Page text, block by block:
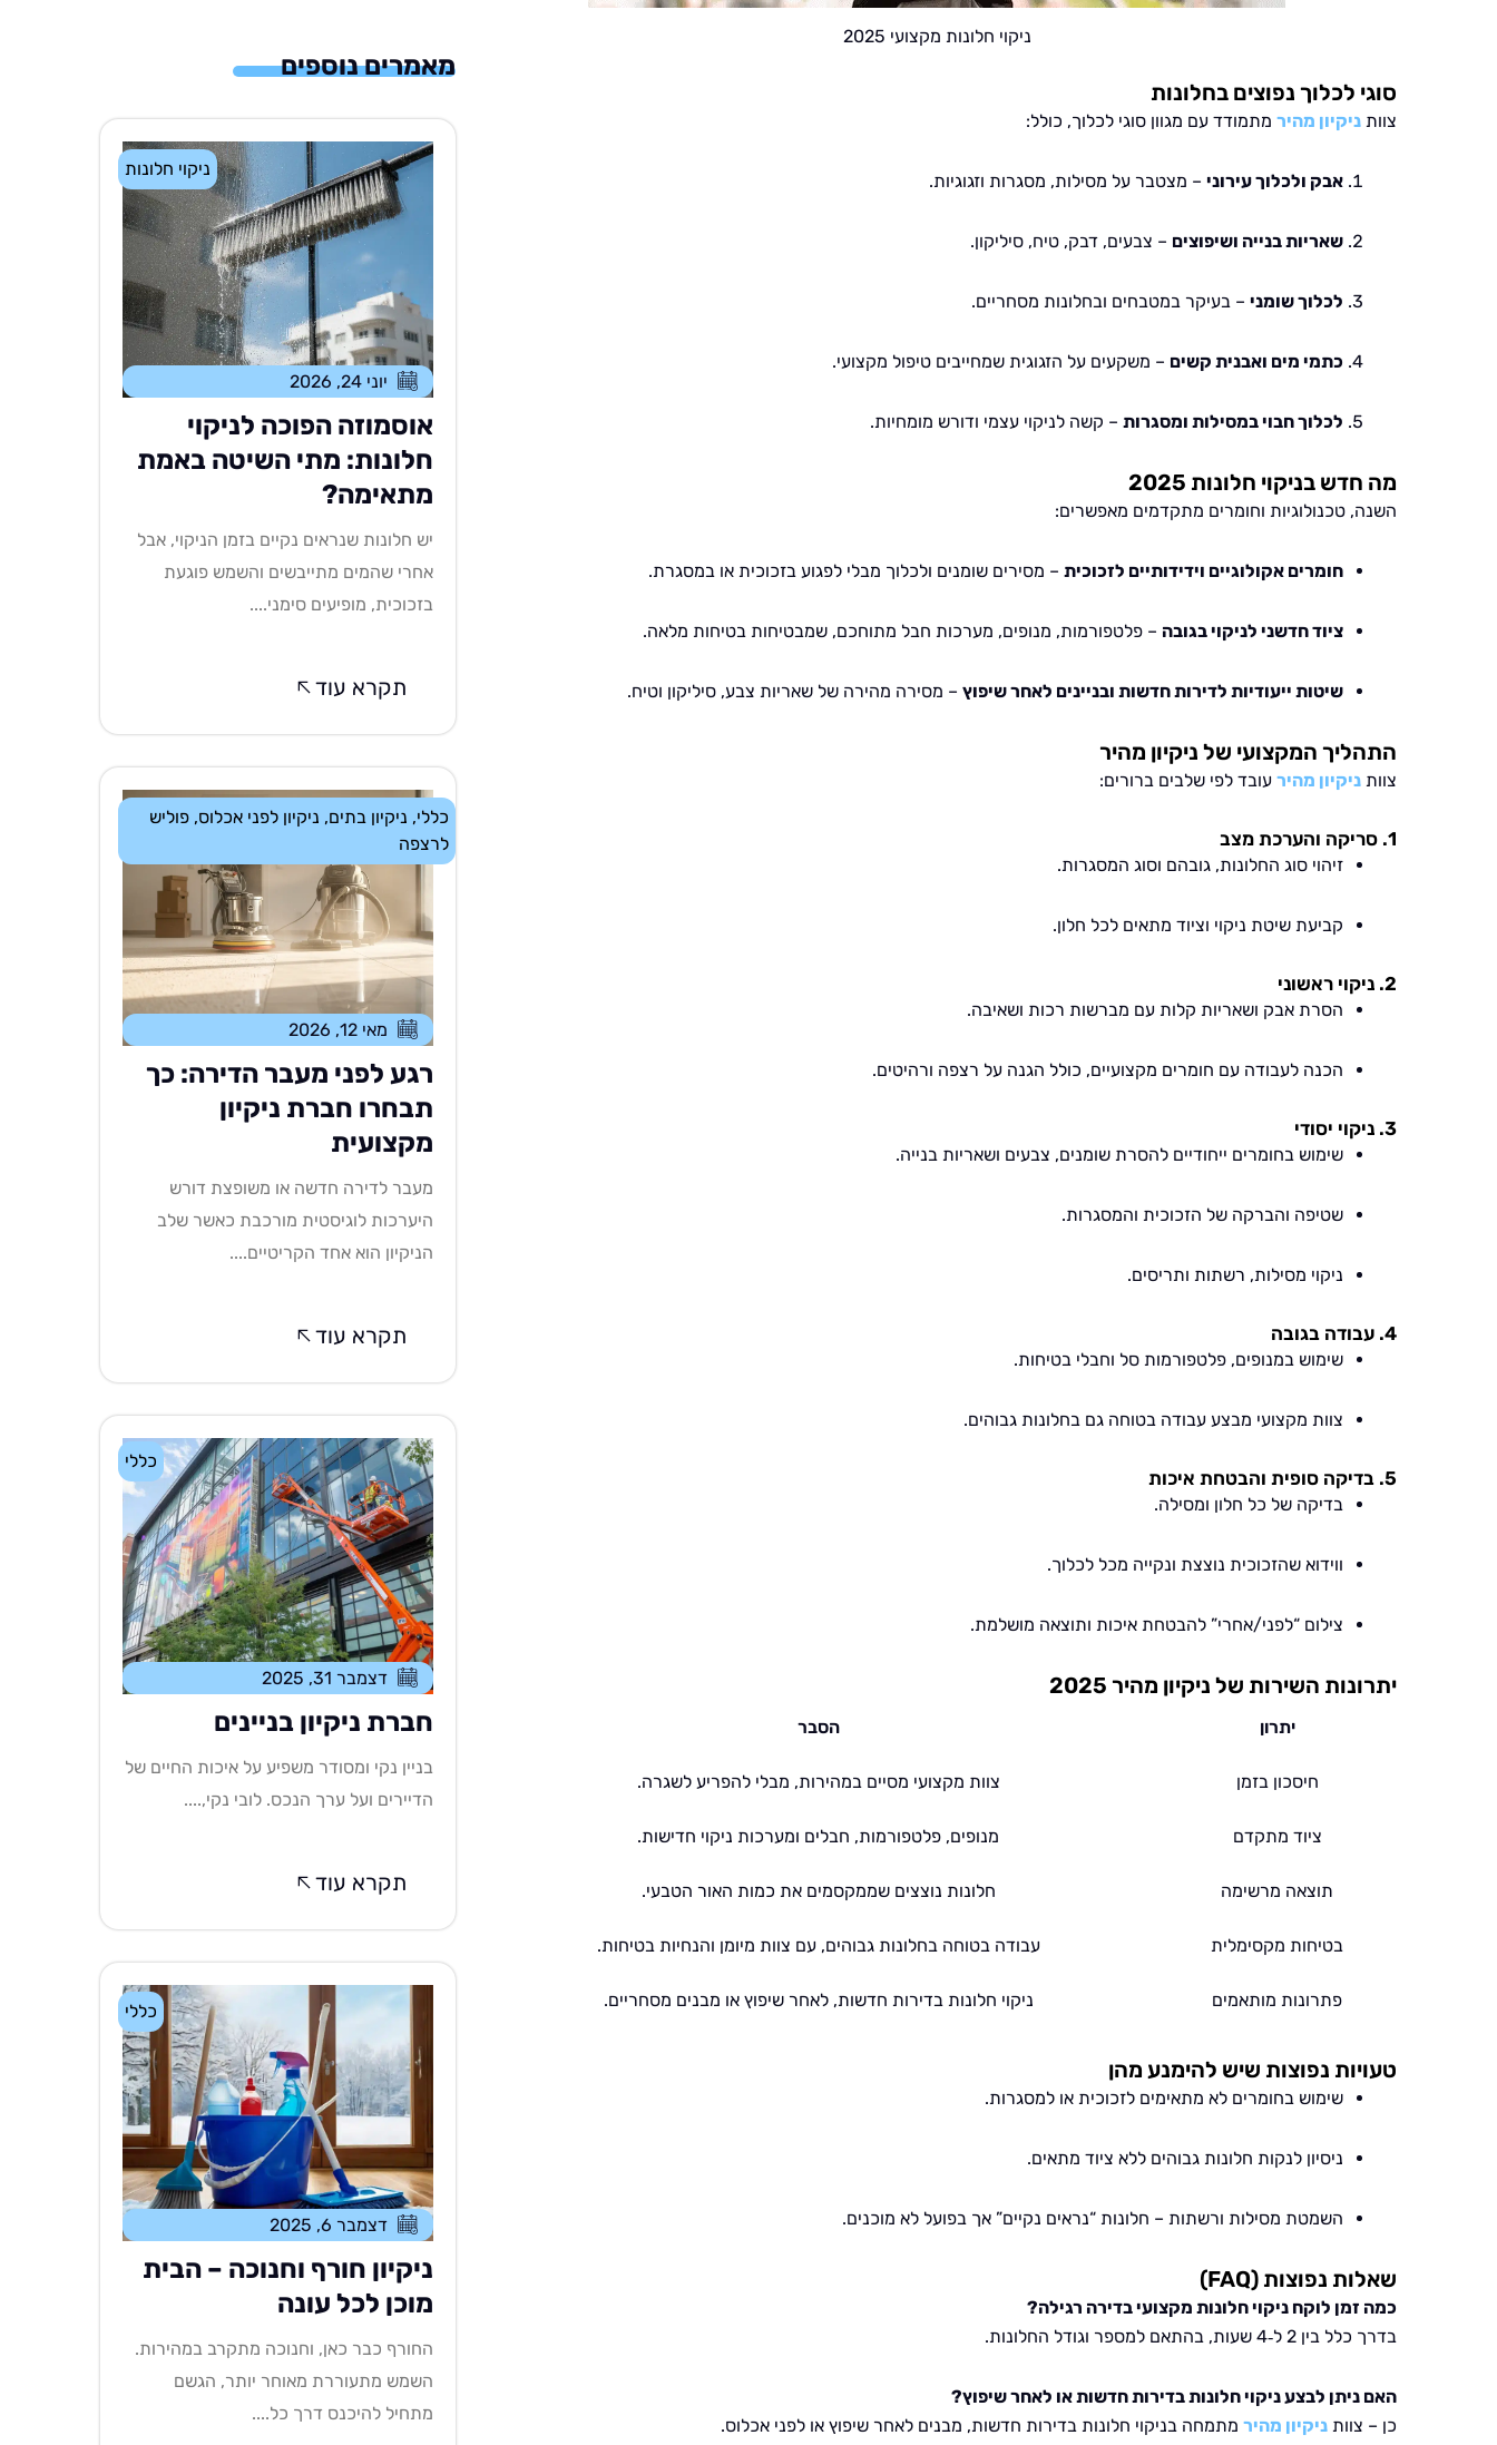
ניקוי חלונות מקצועי 2025
סוגי לכלוך נפוצים בחלונות
צוות ניקיון מהיר מתמודד עם מגוון סוגי לכלוך, כולל:
אבק ולכלוך עירוני – מצטבר על מסילות, מסגרות וזגוגיות.
שאריות בנייה ושיפוצים – צבעים, דבק, טיח, סיליקון.
לכלוך שומני – בעיקר במטבחים ובחלונות מסחריים.
כתמי מים ואבנית קשים – משקעים על הזגוגית שמחייבים טיפול מקצועי.
לכלוך חבוי במסילות ומסגרות – קשה לניקוי עצמי ודורש מומחיות.
מה חדש בניקוי חלונות 2025
השנה, טכנולוגיות וחומרים מתקדמים מאפשרים:
חומרים אקולוגיים וידידותיים לזכוכית – מסירים שומנים ולכלוך מבלי לפגוע בזכוכית או במסגרת.
ציוד חדשני לניקוי בגובה – פלטפורמות, מנופים, מערכות חבל מתוחכם, שמבטיחות בטיחות מלאה.
שיטות ייעודיות לדירות חדשות ובניינים לאחר שיפוץ – מסירה מהירה של שאריות צבע, סיליקון וטיח.
התהליך המקצועי של ניקיון מהיר
צוות ניקיון מהיר עובד לפי שלבים ברורים:
1. סריקה והערכת מצב
זיהוי סוג החלונות, גובהם וסוג המסגרות.
קביעת שיטת ניקוי וציוד מתאים לכל חלון.
2. ניקוי ראשוני
הסרת אבק ושאריות קלות עם מברשות רכות ושאיבה.
הכנה לעבודה עם חומרים מקצועיים, כולל הגנה על רצפה ורהיטים.
3. ניקוי יסודי
שימוש בחומרים ייחודיים להסרת שומנים, צבעים ושאריות בנייה.
שטיפה והברקה של הזכוכית והמסגרות.
ניקוי מסילות, רשתות ותריסים.
4. עבודה בגובה
שימוש במנופים, פלטפורמות סל וחבלי בטיחות.
צוות מקצועי מבצע עבודה בטוחה גם בחלונות גבוהים.
5. בדיקה סופית והבטחת איכות
בדיקה של כל חלון ומסילה.
ווידוא שהזכוכית נוצצת ונקייה מכל לכלוך.
צילום “לפני/אחרי” להבטחת איכות ותוצאה מושלמת.
יתרונות השירות של ניקיון מהיר 2025
יתרון הסבר
חיסכון בזמן צוות מקצועי מסיים במהירות, מבלי להפריע לשגרה.
ציוד מתקדם מנופים, פלטפורמות, חבלים ומערכות ניקוי חדישות.
תוצאה מרשימה חלונות נוצצים שממקסמים את כמות האור הטבעי.
בטיחות מקסימלית עבודה בטוחה בחלונות גבוהים, עם צוות מיומן והנחיות בטיחות.
פתרונות מותאמים ניקוי חלונות בדירות חדשות, לאחר שיפוץ או מבנים מסחריים.
טעויות נפוצות שיש להימנע מהן
שימוש בחומרים לא מתאימים לזכוכית או למסגרות.
ניסיון לנקות חלונות גבוהים ללא ציוד מתאים.
השמטת מסילות ורשתות – חלונות “נראים נקיים” אך בפועל לא מוכנים.
שאלות נפוצות (FAQ)
כמה זמן לוקח ניקוי חלונות מקצועי בדירה רגילה?
בדרך כלל בין 2 ל‑4 שעות, בהתאם למספר וגודל החלונות.
האם ניתן לבצע ניקוי חלונות בדירות חדשות או לאחר שיפוץ?
כן – צוות ניקיון מהיר מתמחה בניקוי חלונות בדירות חדשות, מבנים לאחר שיפוץ או לפני אכלוס.
מאמרים נוספים
ניקוי חלונות
יוני 24, 2026
אוסמוזה הפוכה לניקוי
חלונות: מתי השיטה באמת
מתאימה?
יש חלונות שנראים נקיים בזמן הניקוי, אבל
אחרי שהמים מתייבשים והשמש פוגעת
בזכוכית, מופיעים סימני....
תקרא עוד
כללי, ניקיון בתים, ניקיון לפני אכלוס,פוליש
לרצפה
מאי 12, 2026
רגע לפני מעבר הדירה: כך
תבחרו חברת ניקיון
מקצועית
מעבר לדירה חדשה או משופצת דורש
היערכות לוגיסטית מורכבת כאשר שלב
הניקיון הוא אחד הקריטיים....
תקרא עוד
כללי
דצמבר 31, 2025
חברת ניקיון בניינים
בניין נקי ומסודר משפיע על איכות החיים של
הדיירים ועל ערך הנכס. לובי נקי,....
תקרא עוד
כללי
דצמבר 6, 2025
ניקיון חורף וחנוכה – הבית
מוכן לכל עונה
החורף כבר כאן, וחנוכה מתקרב במהירות.
השמש מתעוררת מאוחר יותר, הגשם
מתחיל להיכנס דרך כל....